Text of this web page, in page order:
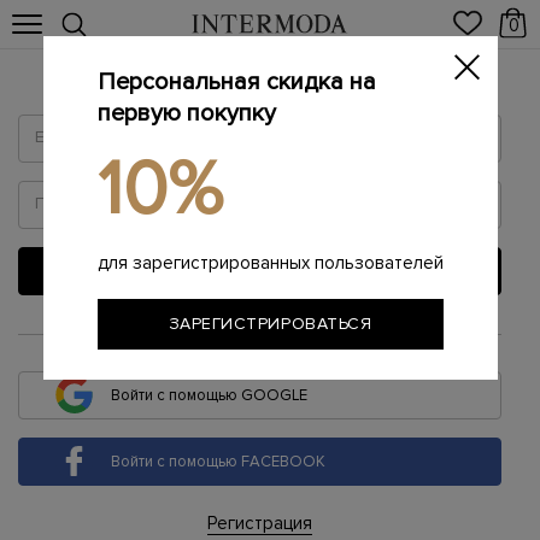
0
Войти
ВОЙТИ
или
Войти с помощью GOOGLE
Войти с помощью FACEBOOK
Регистрация
Персональная скидка на
первую покупку
10%
для зарегистрированных пользователей
ЗАРЕГИСТРИРОВАТЬСЯ